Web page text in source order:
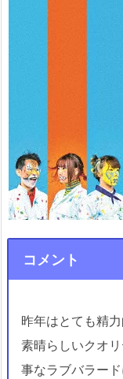
コメント
昨年はとても精
素晴らしいクオ
事なラブバラード